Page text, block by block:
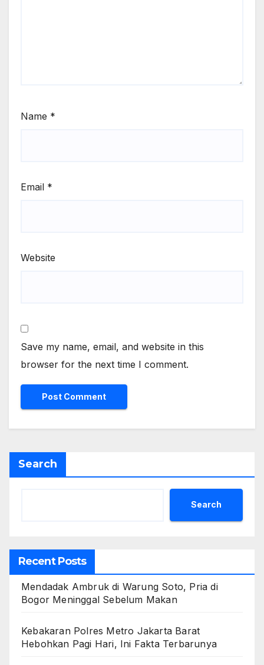
Name *
Email *
Website
Save my name, email, and website in this
browser for the next time I comment.
Search
Search
Recent Posts
Mendadak Ambruk di Warung Soto, Pria di
Bogor Meninggal Sebelum Makan
Kebakaran Polres Metro Jakarta Barat
Hebohkan Pagi Hari, Ini Fakta Terbarunya